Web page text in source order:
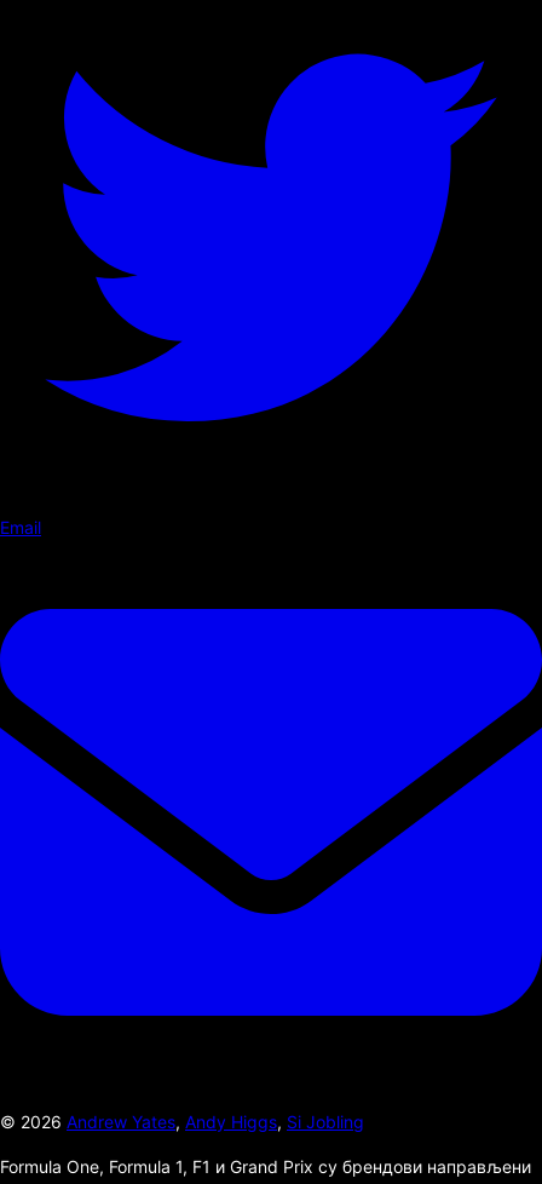
Email
© 2026 Andrew Yates, Andy Higgs, Si Jobling
Formula One, Formula 1, F1 и Grand Prix су брендови направљени